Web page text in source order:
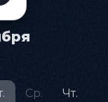
Ср. Чт.